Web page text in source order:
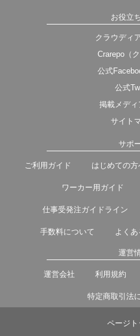
お役立
クラウディ
Crarepo（ク
公式
公式
掲載メディ
サイト
サポ
ご利用ガイド はじめての方
ワーカー用ガイド
仕事受発注ガイドライン
手数料について よくあ
運営
運営会社 利用規約
特定商取引法
ページト